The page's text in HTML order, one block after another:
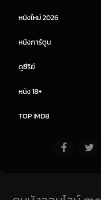
หนังใหม่ 2026
หนังการ์ตูน
ดูซีรีย์
หนัง 18+
TOP IMDB